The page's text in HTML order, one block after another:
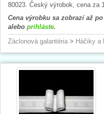
80023. Český výrobok, cena za
Cena výrobku sa zobrazí až
alebo prihláste.
Záclonová galantéria > Háčiky a